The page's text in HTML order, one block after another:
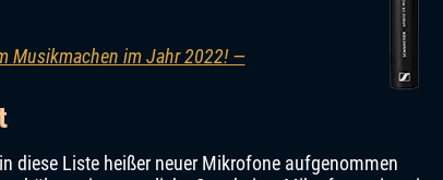
Musikmachen im Jahr 2022! —
diese Liste heißer neuer Mikrofone aufgenommen